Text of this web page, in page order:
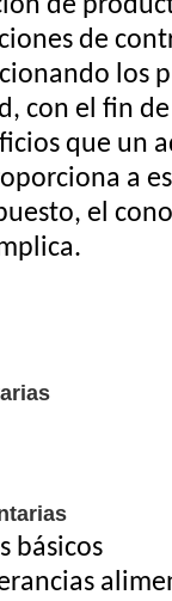
de
de
los
con el fin
que un
a
el
básicos